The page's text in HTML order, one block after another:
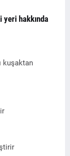
yeri hakkında
kuşaktan